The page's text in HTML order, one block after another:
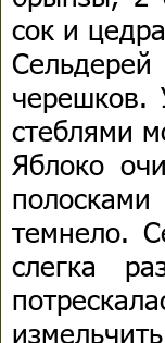
сок и
черешков.
стеблями
Яблоко
темнело.
слегка